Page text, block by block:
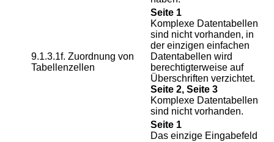
9.1.3.1f. Zuordnung von
Tabellenzellen
Seite 1
Komplexe Datentabellen
sind nicht vorhanden, in
der einzigen einfachen
Datentabellen wird
berechtigterweise auf
Überschriften verzichtet.
Seite 2, Seite 3
Komplexe Datentabellen
sind nicht vorhanden.
Seite 1
Das einzige Eingabefeld